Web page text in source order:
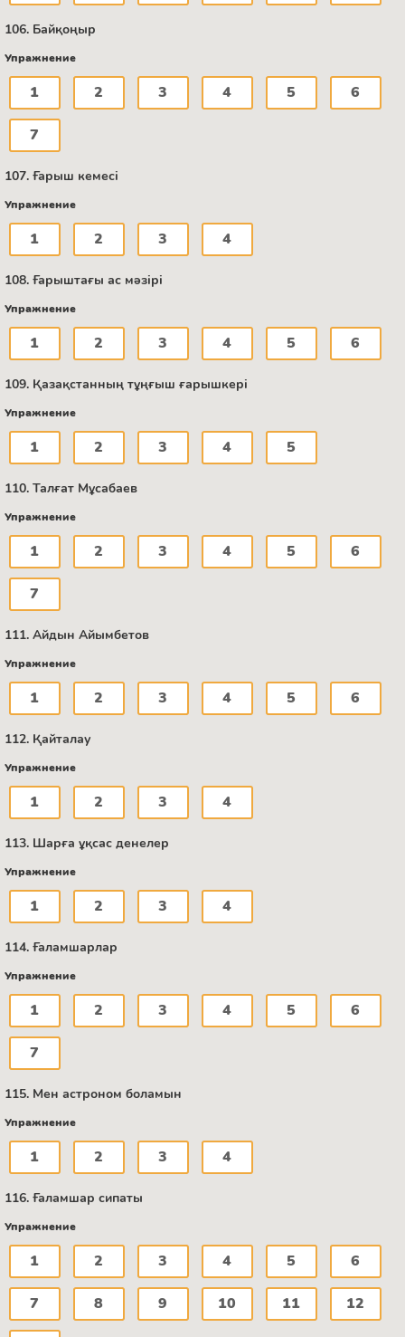
106. Байқоңыр
Упражнение
1 2 3 4 5 6
7
107. Ғарыш кемесі
Упражнение
1 2 3 4
108. Ғарыштағы ас мәзірі
Упражнение
1 2 3 4 5 6
109. Қазақстанның тұңғыш ғарышкері
Упражнение
1 2 3 4 5
110. Талғат Мұсабаев
Упражнение
1 2 3 4 5 6
7
111. Айдын Айымбетов
Упражнение
1 2 3 4 5 6
112. Қайталау
Упражнение
1 2 3 4
113. Шарға ұқсас денелер
Упражнение
1 2 3 4
114. Ғаламшарлар
Упражнение
1 2 3 4 5 6
7
115. Мен астроном боламын
Упражнение
1 2 3 4
116. Ғаламшар сипаты
Упражнение
1 2 3 4 5 6
7 8 9 10 11 12